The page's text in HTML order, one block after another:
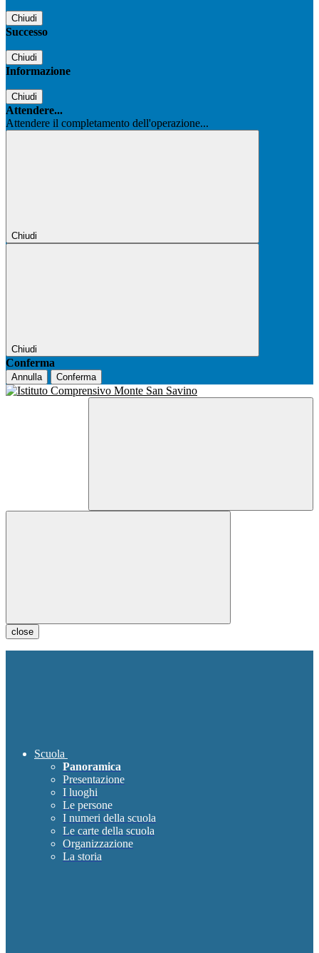
Chiudi
Successo
Chiudi
Informazione
Chiudi
Attendere...
Attendere il completamento dell'operazione...
Chiudi
Chiudi
Conferma
Annulla Conferma
close
Scuola
Panoramica
Presentazione
I luoghi
Le persone
I numeri della scuola
Le carte della scuola
Organizzazione
La storia